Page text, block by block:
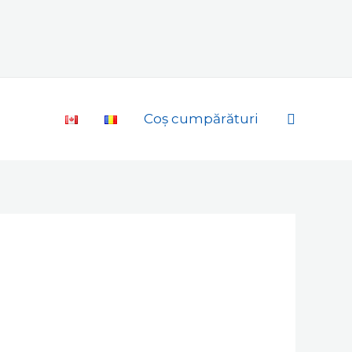
Coș cumpărături Search